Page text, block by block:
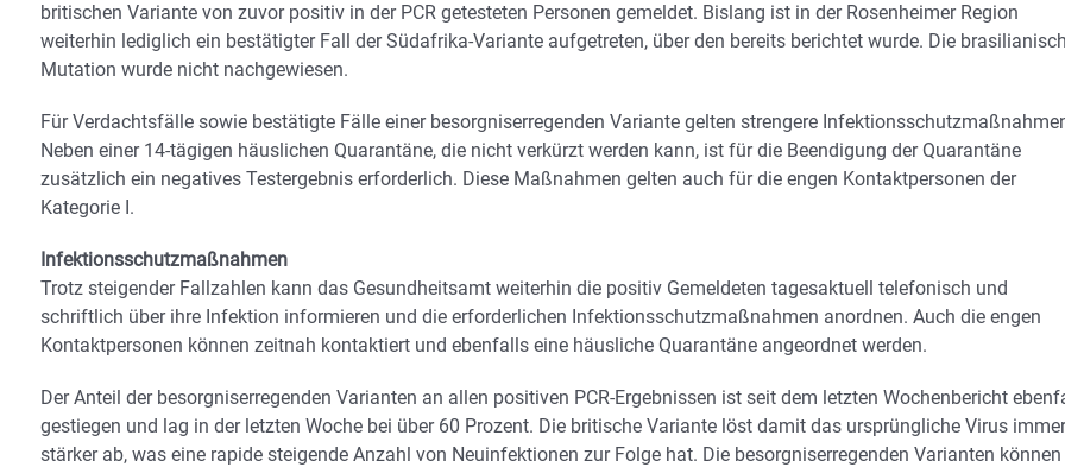
britischen Variante von zuvor positiv in der PCR getesteten Personen gemeldet. Bislang ist in der Rosenheimer Region
weiterhin lediglich ein bestätigter Fall der Südafrika-Variante aufgetreten, über den bereits berichtet wurde. Die
Mutation wurde nicht nachgewiesen.
Für Verdachtsfälle sowie bestätigte Fälle einer besorgniserregenden Variante gelten strengere
Neben einer 14-tägigen häuslichen Quarantäne, die nicht verkürzt werden kann, ist für die Beendigung der Quarantäne
zusätzlich ein negatives Testergebnis erforderlich. Diese Maßnahmen gelten auch für die engen Kontaktpersonen der
Kategorie I.
Infektionsschutzmaßnahmen
Trotz steigender Fallzahlen kann das Gesundheitsamt weiterhin die positiv Gemeldeten tagesaktuell telefonisch und
schriftlich über ihre Infektion informieren und die erforderlichen Infektionsschutzmaßnahmen anordnen. Auch die engen
Kontaktpersonen können zeitnah kontaktiert und ebenfalls eine häusliche Quarantäne angeordnet werden.
Der Anteil der besorgniserregenden Varianten an allen positiven PCR-Ergebnissen ist seit dem letzten Wochenbericht
gestiegen und lag in der letzten Woche bei über 60 Prozent. Die britische Variante löst damit das ursprüngliche Virus immer
stärker ab, was eine rapide steigende Anzahl von Neuinfektionen zur Folge hat. Die besorgniserregenden Varianten können